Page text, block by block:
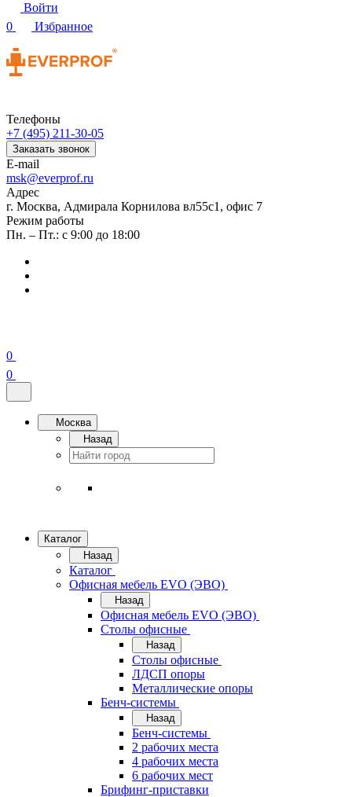
Войти
0
Избранное
Телефоны
+7 (495) 211-30-05
Заказать звонок
E-mail
msk@everprof.ru
Адрес
г. Москва, Адмирала Корнилова вл55с1, офис 7
Режим работы
Пн. – Пт.: с 9:00 до 18:00
0
0
Москва
Назад
Каталог
Назад
Каталог
Офисная мебель EVO (ЭВО)
Назад
Офисная мебель EVO (ЭВО)
Cтолы офисные
Назад
Cтолы офисные
ЛДСП опоры
Металлические опоры
Бенч-системы
Назад
Бенч-системы
2 рабочих места
4 рабочих места
6 рабочих мест
Брифинг-приставки